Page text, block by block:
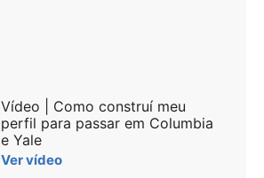
Vídeo | Como construí meu
perfil para passar em Columbia
e Yale
Ver vídeo